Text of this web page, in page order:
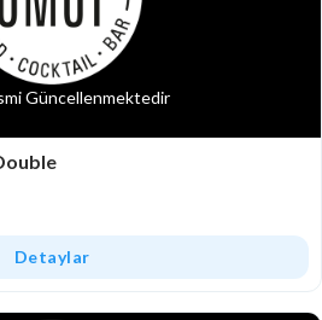
Güncellenmektedir
Detaylar